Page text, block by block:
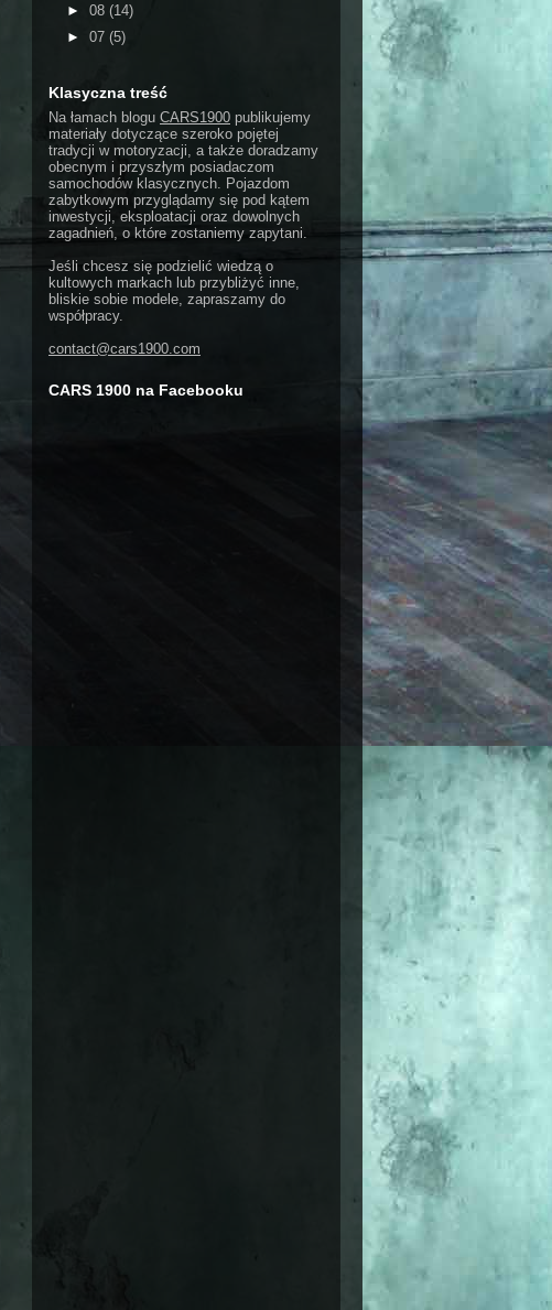
► 08 (14)
► 07 (5)
Klasyczna treść
Na łamach blogu CARS1900 publikujemy
materiały dotyczące szeroko pojętej
tradycji w motoryzacji, a także doradzamy
obecnym i przyszłym posiadaczom
samochodów klasycznych. Pojazdom
zabytkowym przyglądamy się pod kątem
inwestycji, eksploatacji oraz dowolnych
zagadnień, o które zostaniemy zapytani.
Jeśli chcesz się podzielić wiedzą o
kultowych markach lub przybliżyć inne,
bliskie sobie modele, zapraszamy do
współpracy.
contact@cars1900.com
CARS 1900 na Facebooku